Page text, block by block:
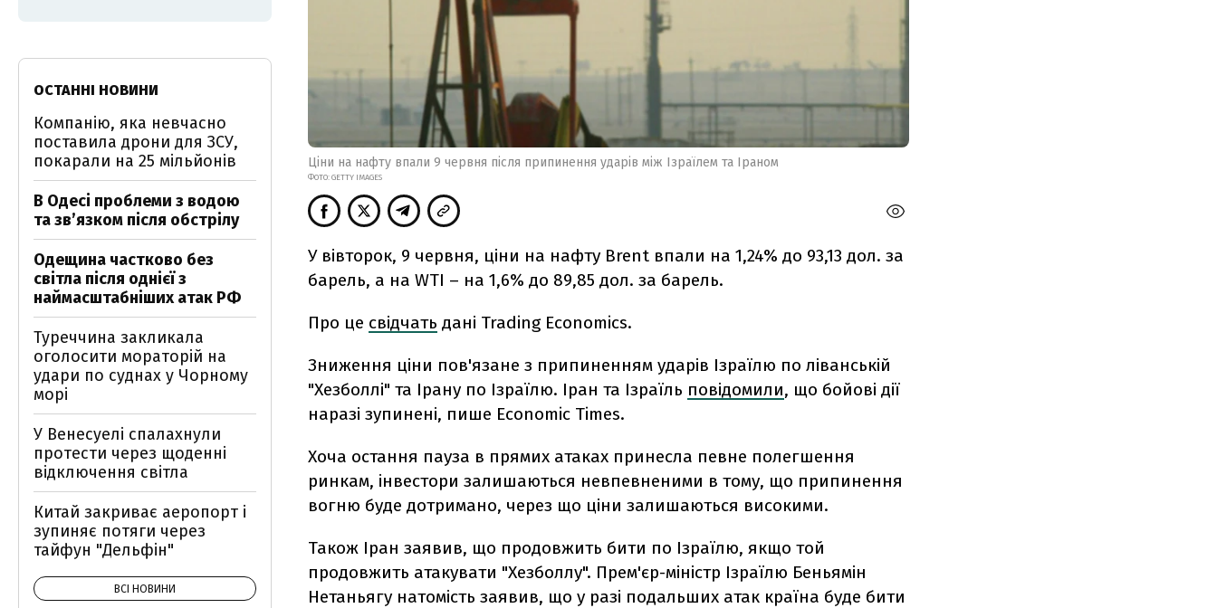
Ціни на нафту впали 9 червня після припинення ударів між Ізраїлем та Іраном
ФОТО: GETTY IMAGES
У вівторок, 9 червня, ціни на нафту Brent впали на 1,24% до 93,13 дол. за
барель, а на WTI – на 1,6% до 89,85 дол. за барель.
Про це свідчать дані Trading Economics.
Зниження ціни пов'язане з припиненням ударів Ізраїлю по ліванській
"Хезболлі" та Ірану по Ізраїлю. Іран та Ізраїль повідомили, що бойові дії
наразі зупинені, пише Economic Times.
Хоча остання пауза в прямих атаках принесла певне полегшення
ринкам, інвестори залишаються невпевненими в тому, що припинення
вогню буде дотримано, через що ціни залишаються високими.
Також Іран заявив, що продовжить бити по Ізраїлю, якщо той
продовжить атакувати "Хезболлу". Прем'єр-міністр Ізраїлю Беньямін
Нетаньягу натомість заявив, що у разі подальших атак країна буде бити
ОСТАННІ НОВИНИ
Компанію, яка невчасно
поставила дрони для ЗСУ,
покарали на 25 мільйонів
В Одесі проблеми з водою
та звʼязком після обстрілу
Одещина частково без
світла після однієї з
наймасштабніших атак РФ
Туреччина закликала
оголосити мораторій на
удари по суднах у Чорному
морі
У Венесуелі спалахнули
протести через щоденні
відключення світла
Китай закриває аеропорт і
зупиняє потяги через
тайфун "Дельфін"
ВСІ НОВИНИ